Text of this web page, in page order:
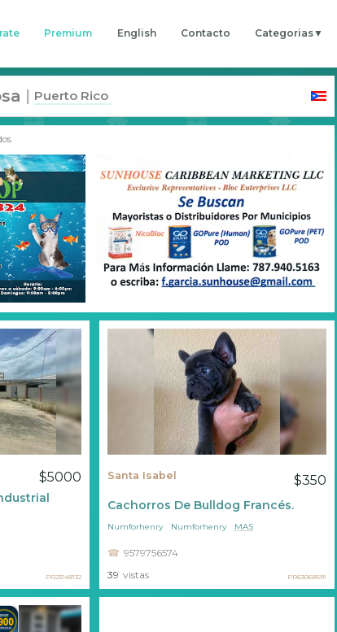
Premium English Contacto Categorias
$5000
PR23148132
Santa Isabel $350
Cachorros De Bulldog Francés.
9579756574
Numforhenry Numforhenry MAS
39 vistas PR63068591
Puerto Rico